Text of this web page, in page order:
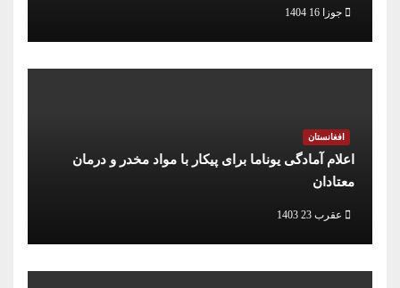
جوزا 16 1404
افغانستان
اعلام آمادگی یوناما برای پیکار با مواد مخدر و درمان
معتادان
عقرب 23 1403